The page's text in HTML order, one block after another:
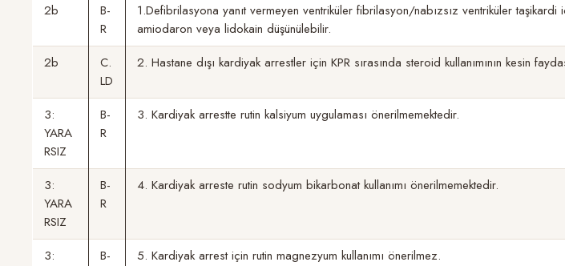
2b
B-
R
1.Defibrilasyona yanıt vermeyen ventriküler fibrilasyon/nabızsız ventriküler taşikardi
amiodaron veya lidokain düşünülebilir.
2b
C.
LD
2. Hastane dışı kardiyak arrestler için KPR sırasında steroid kullanımının kesin
3:
YARA
RSIZ
B-
R
3. Kardiyak arrestte rutin kalsiyum uygulaması önerilmemektedir.
3:
YARA
RSIZ
B-
R
4. Kardiyak arreste rutin sodyum bikarbonat kullanımı önerilmemektedir.
3:
B-
5. Kardiyak arrest için rutin magnezyum kullanımı önerilmez.